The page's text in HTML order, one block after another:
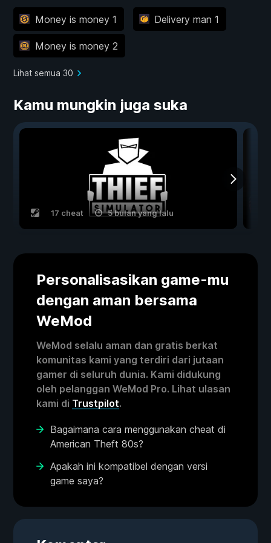
Money is money 1 Delivery man 1
Money is money 2
Lihat semua 30
Kamu mungkin juga suka
17 cheat 5 bulan yang lalu
Personalisasikan game-mu
dengan aman bersama
WeMod
WeMod selalu aman dan gratis berkat
komunitas kami yang terdiri dari jutaan
gamer di seluruh dunia. Kami didukung
oleh pelanggan WeMod Pro. Lihat ulasan
kami di Trustpilot.
Bagaimana cara menggunakan cheat di
American Theft 80s?
Apakah ini kompatibel dengan versi
game saya?